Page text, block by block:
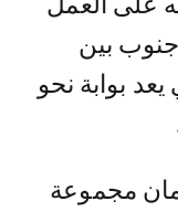
على العمل
بين
يعد بوابة نحو
مجموعة